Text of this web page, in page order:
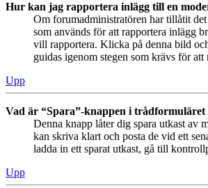
Hur kan jag rapportera inlägg till en
Om forumadministratören har tillåtit det
som används för att rapportera inlägg
vill rapportera. Klicka på denna bild
guidas igenom stegen som krävs för att
Upp
Vad är “Spara”-knappen i
Denna knapp låter dig spara utkast av
kan skriva klart och posta de vid ett
ladda in ett sparat utkast, gå till
Upp